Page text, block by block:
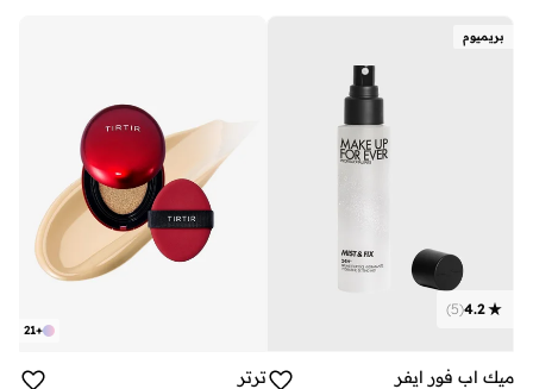
بريميوم
4.2
(
5
)
ميك اب فور ايفر
+
21
ترتر